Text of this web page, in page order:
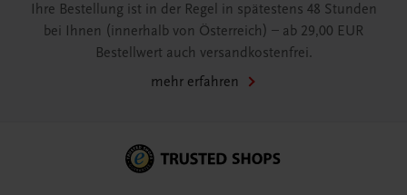
Ihre Bestellung ist in der Regel in spätestens 48 Stunden
bei Ihnen (innerhalb von Österreich) – ab 29,00 EUR
Bestellwert auch versandkostenfrei.
mehr erfahren